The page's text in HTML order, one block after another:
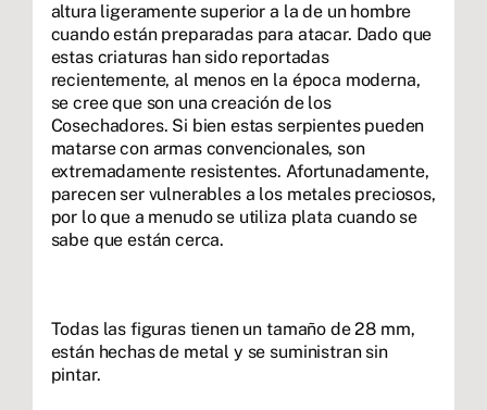
altura ligeramente superior a la de un hombre
cuando están preparadas para atacar. Dado que
estas criaturas han sido reportadas
recientemente, al menos en la época moderna,
se cree que son una creación de los
Cosechadores. Si bien estas serpientes pueden
matarse con armas convencionales, son
extremadamente resistentes. Afortunadamente,
parecen ser vulnerables a los metales preciosos,
por lo que a menudo se utiliza plata cuando se
sabe que están cerca.
Todas las figuras tienen un tamaño de 28 mm,
están hechas de metal y se suministran sin
pintar.